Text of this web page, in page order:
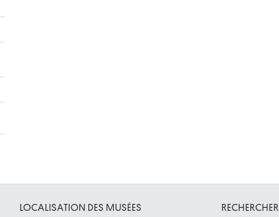
LOCALISATION DES MUSÉES RECHERCHER